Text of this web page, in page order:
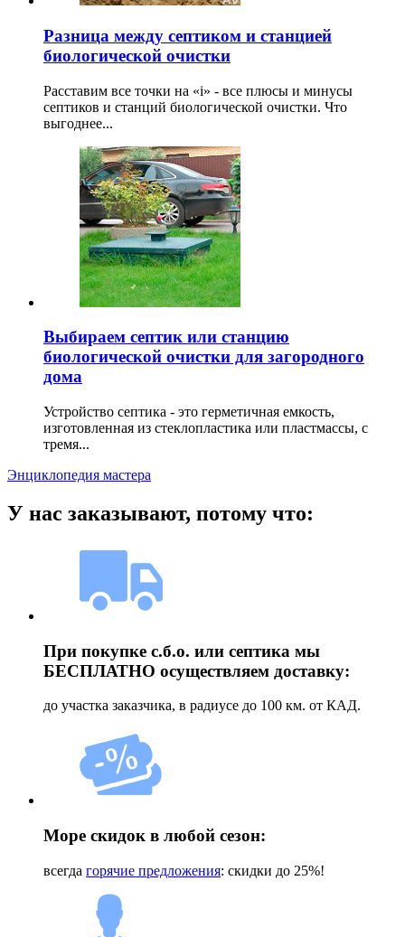
Разница между септиком и станцией
биологической очистки
Расставим все точки на «i» - все плюсы и минусы
септиков и станций биологической очистки. Что
выгоднее...
Выбираем септик или станцию
биологической очистки для загородного
дома
Устройство септика - это герметичная емкость,
изготовленная из стеклопластика или пластмассы, с
тремя...
Энциклопедия мастера
У нас заказывают, потому что:
При покупке с.б.о. или септика мы
БЕСПЛАТНО осуществляем доставку:
до участка заказчика, в радиусе до 100 км. от КАД.
Море скидок в любой сезон:
всегда горячие предложения: скидки до 25%!